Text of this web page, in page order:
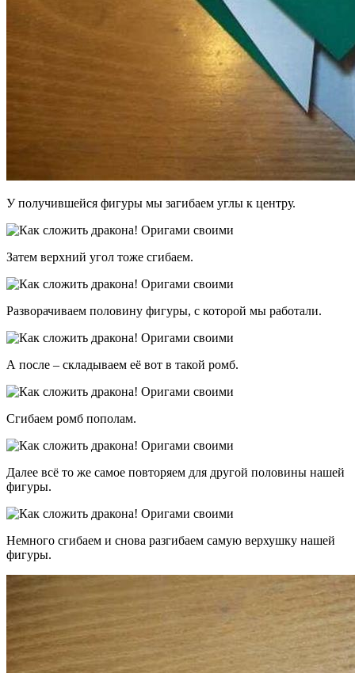
У получившейся фигуры мы загибаем углы к центру.
Затем верхний угол тоже сгибаем.
Разворачиваем половину фигуры, с которой мы работали.
А после – складываем её вот в такой ромб.
Сгибаем ромб пополам.
Далее всё то же самое повторяем для другой половины нашей
фигуры.
Немного сгибаем и снова разгибаем самую верхушку нашей
фигуры.